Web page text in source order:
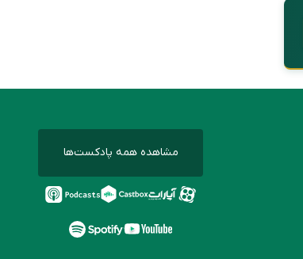
مشاهده همه پادکست‌ها